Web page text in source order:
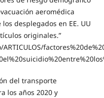
aeromédica
desplegados en EE. UU
originales.”
del transporte
los años 2020 y